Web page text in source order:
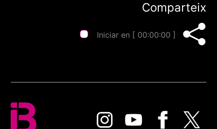
Comparteix
Iniciar en [ 00:00:00 ]